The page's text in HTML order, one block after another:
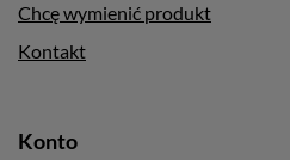
Chcę wymienić produkt
Kontakt
Konto